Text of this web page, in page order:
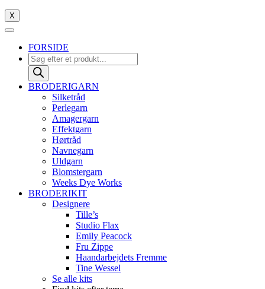
X
FORSIDE
Products
search
BRODERIGARN
Silketråd
Perlegarn
Amagergarn
Effektgarn
Hørtråd
Navnegarn
Uldgarn
Blomstergarn
Weeks Dye Works
BRODERIKIT
Designere
Tille’s
Studio Flax
Emily Peacock
Fru Zippe
Haandarbejdets Fremme
Tine Wessel
Se alle kits